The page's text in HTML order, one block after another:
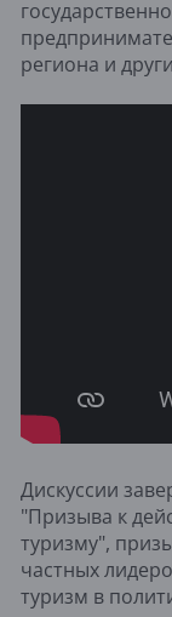
региона и
Дискуссии
"Призыва к
туризму",
частных
туризм в